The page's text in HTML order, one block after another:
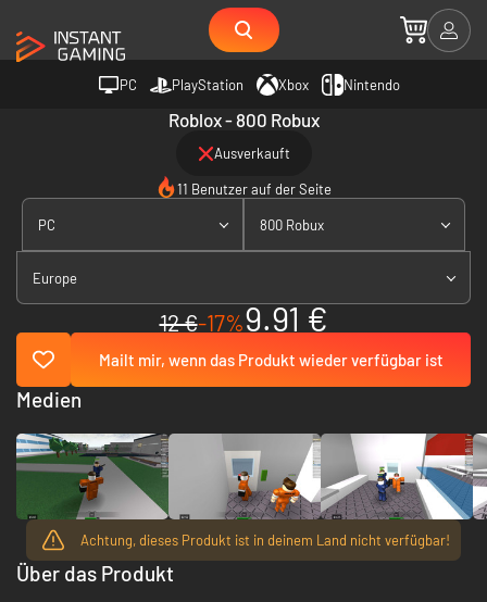
PC PlayStation Xbox Nintendo
Roblox - 800 Robux
Ausverkauft
11 Benutzer auf der Seite
PC 800 Robux
Europe
12 €-17%9.91 €
Mailt mir, wenn das Produkt wieder verfügbar ist
Achtung, dieses Produkt ist in deinem Land nicht verfügbar!
Über das Produkt
Medien